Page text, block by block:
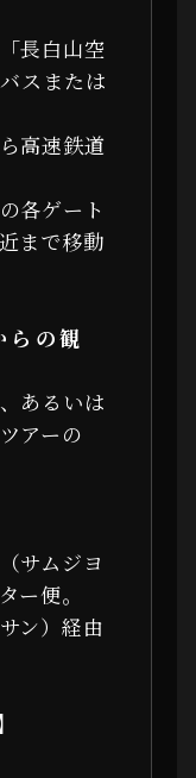
長白山空
スまたは
高速鉄道
各ゲート
まで移動
らの観
あるいは
アーの
サムジヨ
ー便。
ン）経由